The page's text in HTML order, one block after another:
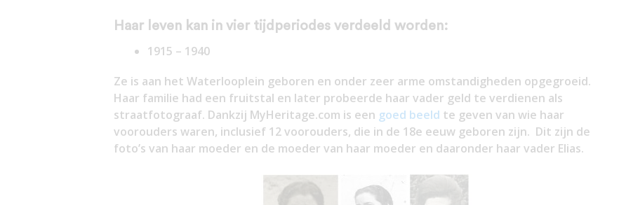
Haar leven kan in vier tijdperiodes verdeeld worden:
1915 – 1940
Ze is aan het Waterlooplein geboren en onder zeer arme omstandigheden opgegroeid.
Haar familie had een fruitstal en later probeerde haar vader geld te verdienen als
straatfotograaf. Dankzij MyHeritage.com is een goed beeld te geven van wie haar
voorouders waren, inclusief 12 voorouders, die in de 18e eeuw geboren zijn. Dit zijn de
foto’s van haar moeder en de moeder van haar moeder en daaronder haar vader Elias.